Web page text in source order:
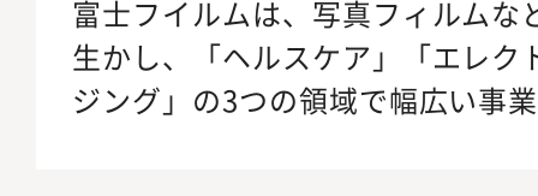
富士フイルムは、写真フィルムな
生かし、「ヘルスケア」「エレク
ジング」の3つの領域で幅広い事